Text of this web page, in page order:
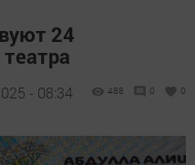
24
- 08:34 488 0 0